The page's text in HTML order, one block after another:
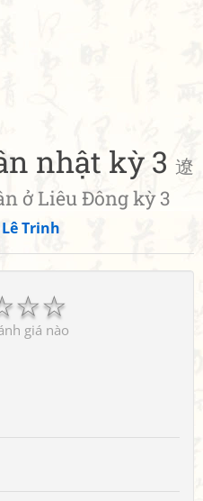
nhật kỳ 3 遼
ở Liêu Đông kỳ 3
Lê Trinh
☆
☆
giá nào